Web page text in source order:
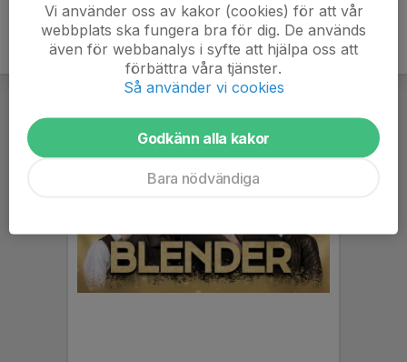
Vi använder oss av kakor (cookies) för att vår
webbplats ska fungera bra för dig. De används
även för webbanalys i syfte att hjälpa oss att
förbättra våra tjänster.
Så använder vi cookies
Godkänn alla kakor
Bara nödvändiga